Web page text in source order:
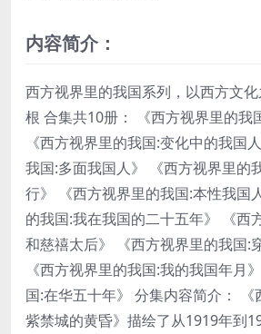
内容简介：
西方视界里的我国系列，以西方文
根 合集共10册： 《西方视界里的我
《西方视界里的我国:变化中的我国
我国:多面我国人》 《西方视界里的
行》 《西方视界里的我国:本性我国
的我国:我在我国的二十五年》 《西
和慈禧太后》 《西方视界里的我国:
《西方视界里的我国:我的我国年月
国:在华五十年》 分集内容简介： 《
紫禁城的黄昏》描绘了从1919年到